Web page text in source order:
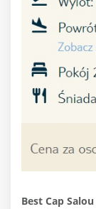
Best Cap Salou